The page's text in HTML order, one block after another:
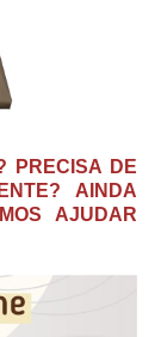
PRECISA DE
AINDA
AJUDAR